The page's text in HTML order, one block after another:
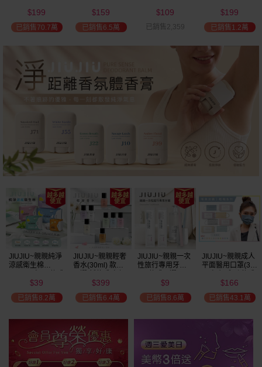
加碼送
選 全新包裝
$199
已銷售70.7萬
$159
已銷售6.5萬
(600ml)
$109
已銷售2,359
$199
已銷售1.2萬
JIUJIU~親親純淨
涼感衛生棉
$39
已銷售8.2萬
JIUJIU~親親輕奢
香水(30ml) 款式
市/平替香水/大牌
香水/大牌平替
$399
已銷售6.4萬
JIUJIU~親親一次
性旅行專用牙刷(1
$9
已銷售8.6萬
JIUJIU~親親成人
平面醫用口罩(30
可選 MD雙鋼印
$166
已銷售43.1萬